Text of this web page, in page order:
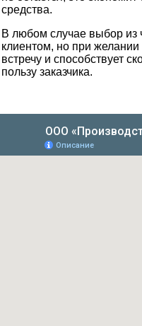
средства.
В любом случае выбор из
клиентом, но при
встречу и способствует
пользу заказчика.